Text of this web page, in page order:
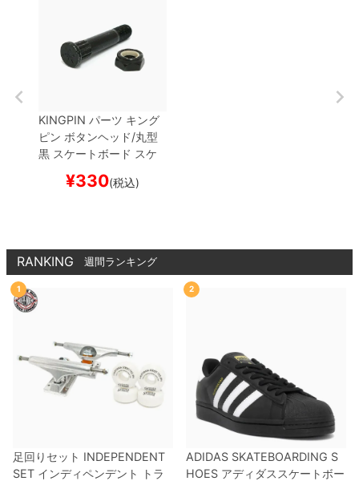
KINGPIN パーツ キング
ピン ボタンヘッド/丸型
黒 スケートボード スケ
¥330(税込)
RANKING 週間ランキング
1
足回りセット INDEPENDENT
SET インディペンデント
トラ
2
ADIDAS SKATEBOARDING S
HOES アディダススケートボー